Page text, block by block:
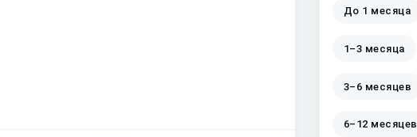
До 1 месяца
1–3 месяца
3–6 месяцев
6–12 месяцев